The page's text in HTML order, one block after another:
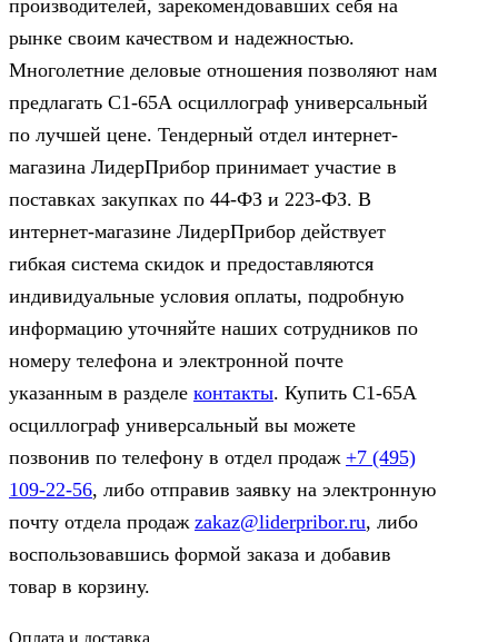
производителей, зарекомендовавших себя на
рынке своим качеством и надежностью.
Многолетние деловые отношения позволяют нам
предлагать С1-65А осциллограф универсальный
по лучшей цене. Тендерный отдел интернет-
магазина ЛидерПрибор принимает участие в
поставках закупках по 44‑ФЗ и 223‑ФЗ. В
интернет-магазине ЛидерПрибор действует
гибкая система скидок и предоставляются
индивидуальные условия оплаты, подробную
информацию уточняйте наших сотрудников по
номеру телефона и электронной почте
указанным в разделе контакты. Купить С1-65А
осциллограф универсальный вы можете
позвонив по телефону в отдел продаж +7 (495)
109-22-56, либо отправив заявку на электронную
почту отдела продаж zakaz@liderpribor.ru, либо
воспользовавшись формой заказа и добавив
товар в корзину.
Оплата и доставка